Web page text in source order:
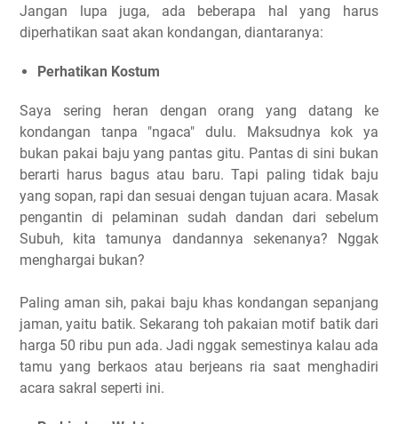
Jangan lupa juga, ada beberapa hal yang harus
diperhatikan saat akan kondangan, diantaranya:
Perhatikan Kostum
Saya sering heran dengan orang yang datang ke
kondangan tanpa "ngaca" dulu. Maksudnya kok ya
bukan pakai baju yang pantas gitu. Pantas di sini bukan
berarti harus bagus atau baru. Tapi paling tidak baju
yang sopan, rapi dan sesuai dengan tujuan acara. Masak
pengantin di pelaminan sudah dandan dari sebelum
Subuh, kita tamunya dandannya sekenanya? Nggak
menghargai bukan?
Paling aman sih, pakai baju khas kondangan sepanjang
jaman, yaitu batik. Sekarang toh pakaian motif batik dari
harga 50 ribu pun ada. Jadi nggak semestinya kalau ada
tamu yang berkaos atau berjeans ria saat menghadiri
acara sakral seperti ini.